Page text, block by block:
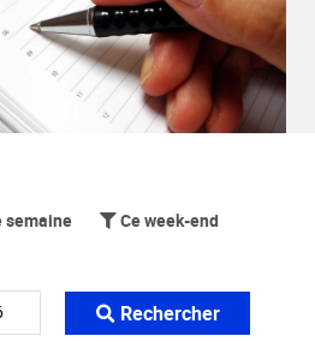
semaine Ce week-end
Rechercher